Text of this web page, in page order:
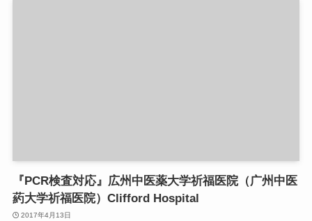
『PCR検査対応』広州中医薬大学祈福医院（广州中医
葯大学祈福医院）Clifford Hospital
2017年4月13日